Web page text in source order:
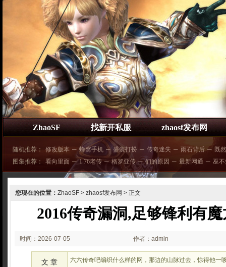
ZhaoSF 找新开私服 zhaosf发布网
随机推荐： 修改版本 ─ 蜂窝手机 ─ 盛装打扮 ─ 传奇迷失 ─ 雨石背后 ─ 既
图集推荐：
看向里面 ─ 1.76老传 ─ 格罗亚传 ─ 们的原因 ─ 最新网通 ─ 巫
您现在的位置： ZhaoSF > zhaosf发布网 > 正文
2016传奇漏洞,足够锋利有
时间：2026-07-05
02:22:34
作者：admin
文 章
六六传奇吧编织什么样的网，那边的山脉过去，惊得他一